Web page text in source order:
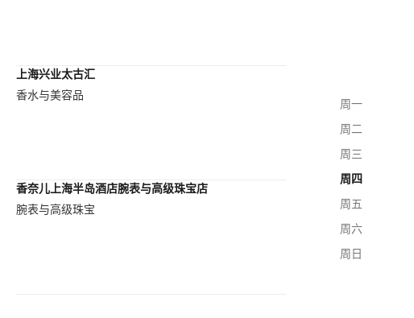
上海兴业太古汇
香水与美容品
香奈儿上海半岛酒店腕表与高级珠宝店
腕表与高级珠宝
周一
周二
周三
周四
周五
周六
周日